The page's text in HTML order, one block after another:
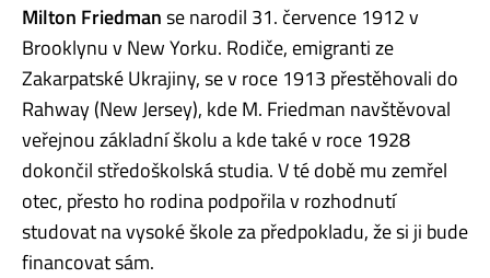
Milton Friedmanse narodil 31. července 1912 v
Brooklynu v New Yorku. Rodiče, emigranti ze
Zakarpatské Ukrajiny, se v roce 1913 přestěhovali do
Rahway (New Jersey), kde M. Friedman navštěvoval
veřejnou základní školu a kde také v roce 1928
dokončil středoškolská studia. V té době mu zemřel
otec, přesto ho rodina podpořila v rozhodnutí
studovat na vysoké škole za předpokladu, že si ji bude
financovat sám.